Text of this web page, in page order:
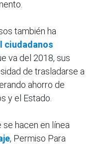
también ha
ciudadanos
va del 2018, sus
de trasladarse a
ahorro de
y el Estado.
hacen en línea
, Permiso Para